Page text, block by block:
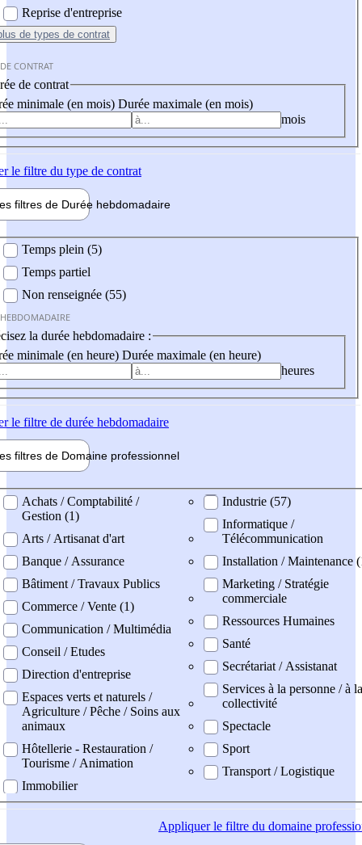
Reprise d'entreprise
de types de contrat
CONTRAT
de contrat
minimale (en mois) Durée maximale (en mois)
mois
le filtre du type de contrat
filtres de Durée hebdomadaire
Temps plein (5)
Temps partiel
Non renseignée (55)
la durée hebdomadaire :
minimale (en heure) Durée maximale (en heure)
heures
le filtre de durée hebdomadaire
filtres de Domaine professionnel
professionel
Achats / Comptabilité /
Gestion (1)
Arts / Artisanat d'art
Banque / Assurance
Bâtiment / Travaux Publics
Commerce / Vente (1)
Communication / Multimédia
Conseil / Etudes
Direction d'entreprise
Espaces verts et naturels /
Agriculture / Pêche / Soins aux
animaux
Hôtellerie - Restauration /
Tourisme / Animation
Immobilier
Industrie (57)
Informatique /
Télécommunication
Installation / Maintenance
Marketing / Stratégie
commerciale
Ressources Humaines
Santé
Secrétariat / Assistanat
Services à la personne / à la
collectivité
Spectacle
Sport
Transport / Logistique
Appliquerle filtre du domaine